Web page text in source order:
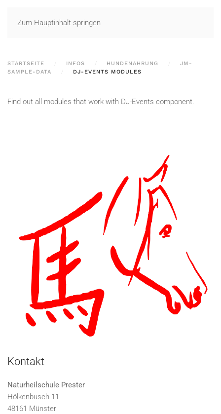
Zum Hauptinhalt springen
STARTSEITE INFOS HUNDENAHRUNG
JM-
SAMPLE-DATA
DJ-EVENTS MODULES
Find out all modules that work with DJ-Events component.
Kontakt
Naturheilschule Prester
Hölkenbusch 11
48161 Münster